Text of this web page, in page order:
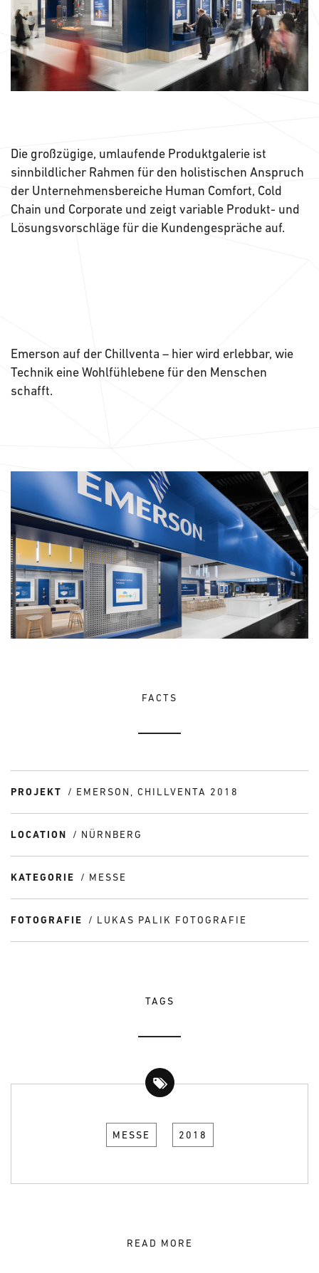
Die großzügige, umlaufende Produktgalerie ist
sinnbildlicher Rahmen für den holistischen Anspruch
der Unternehmensbereiche Human Comfort, Cold
Chain und Corporate und zeigt variable Produkt- und
Lösungsvorschläge für die Kundengespräche auf.
Emerson auf der Chillventa – hier wird erlebbar, wie
Technik eine Wohlfühlebene für den Menschen
schafft.
FACTS
PROJEKT EMERSON, CHILLVENTA 2018
LOCATION NÜRNBERG
KATEGORIE MESSE
FOTOGRAFIE LUKAS PALIK FOTOGRAFIE
TAGS
MESSE 2018
READ MORE